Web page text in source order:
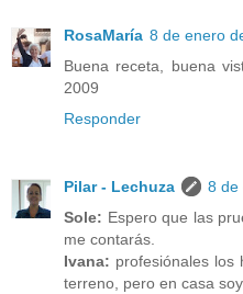
RosaMaría 8 de enero
Buena receta, buena
2009
Responder
Pilar - Lechuza
8 de
Sole: Espero que las
me contarás.
Ivana: profesiónales
terreno, pero en casa